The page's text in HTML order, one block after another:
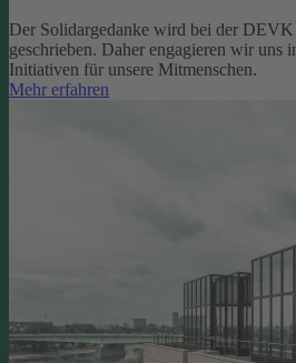
Der Solidargedanke wird bei der
geschrieben. Daher engagieren wir uns
Initiativen für unsere Mitmenschen.
Mehr erfahren